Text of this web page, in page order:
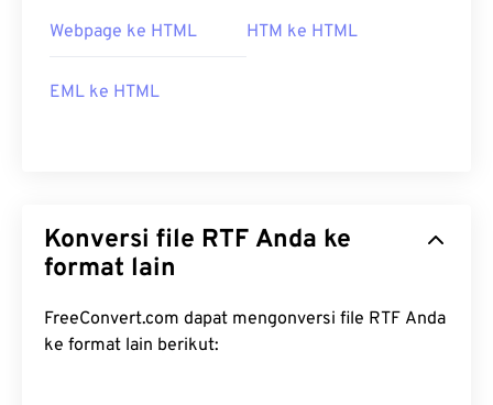
Webpage ke HTML HTM ke HTML
EML ke HTML
Konversi file RTF Anda ke
format lain
FreeConvert.com dapat mengonversi file RTF Anda
ke format lain berikut: